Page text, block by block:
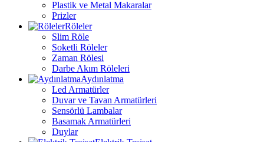
Plastik ve Metal Makaralar
Prizler
Röleler
Slim Röle
Soketli Röleler
Zaman Rölesi
Darbe Akım Röleleri
Aydınlatma
Led Armatürler
Duvar ve Tavan Armatürleri
Sensörlü Lambalar
Basamak Armatürleri
Duylar